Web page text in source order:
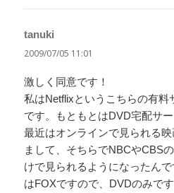
tanuki
り:
2009/07/05 11:01
激しく同意です！
私はNetflixというこちらの有
です。もともとはDVD宅配サ
最近はオンラインで見られる
まして、そちらでNBCやCBS
けで見られるようになったん
はFOXですので、DVDのみで